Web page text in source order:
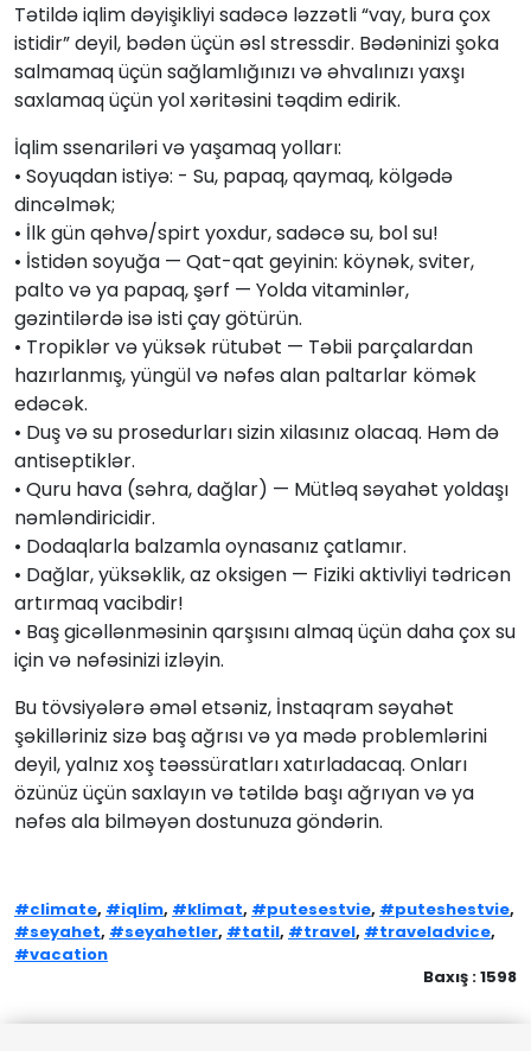
Tətildə iqlim dəyişikliyi sadəcə ləzzətli “vay, bura çox
istidir” deyil, bədən üçün əsl stressdir. Bədəninizi şoka
salmamaq üçün sağlamlığınızı və əhvalınızı yaxşı
saxlamaq üçün yol xəritəsini təqdim edirik.
İqlim ssenariləri və yaşamaq yolları:
• Soyuqdan istiyə: - Su, papaq, qaymaq, kölgədə
dincəlmək;
• İlk gün qəhvə/spirt yoxdur, sadəcə su, bol su!
• İstidən soyuğa — Qat-qat geyinin: köynək, sviter,
palto və ya papaq, şərf — Yolda vitaminlər,
gəzintilərdə isə isti çay götürün.
• Tropiklər və yüksək rütubət — Təbii parçalardan
hazırlanmış, yüngül və nəfəs alan paltarlar kömək
edəcək.
• Duş və su prosedurları sizin xilasınız olacaq. Həm də
antiseptiklər.
• Quru hava (səhra, dağlar) — Mütləq səyahət yoldaşı
nəmləndiricidir.
• Dodaqlarla balzamla oynasanız çatlamır.
• Dağlar, yüksəklik, az oksigen — Fiziki aktivliyi tədricən
artırmaq vacibdir!
• Baş gicəllənməsinin qarşısını almaq üçün daha çox su
için və nəfəsinizi izləyin.
Bu tövsiyələrə əməl etsəniz, İnstaqram səyahət
şəkilləriniz sizə baş ağrısı və ya mədə problemlərini
deyil, yalnız xoş təəssüratları xatırladacaq. Onları
özünüz üçün saxlayın və tətildə başı ağrıyan və ya
nəfəs ala bilməyən dostunuza göndərin.
#climate, #iqlim, #klimat, #putesestvie, #puteshestvie,
#seyahet, #seyahetler, #tatil, #travel, #traveladvice,
#vacation
Baxış : 1598